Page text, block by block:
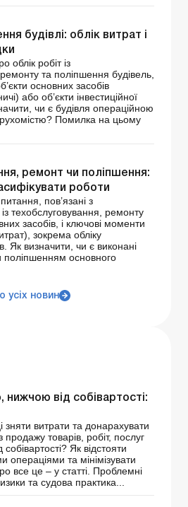
будівлі: облік витрат і
облік робіт із
та поліпшення будівель,
основних засобів
або об’єкти інвестиційної
чи є будівля операційною
Помилка на цьому
ремонт чи поліпшення:
роботи
пов’язані з
техобслуговування, ремонту
засобів, і ключові моменти
зокрема обліку
Як визначити, чи є виконані
основного
усіх новин
нижчою від собівартості:
зняти витрати та донарахувати
товарів, робіт, послуг
Як відстояти
операціями та мінімізувати
все це – у статті. Проблемні
та судова практика...